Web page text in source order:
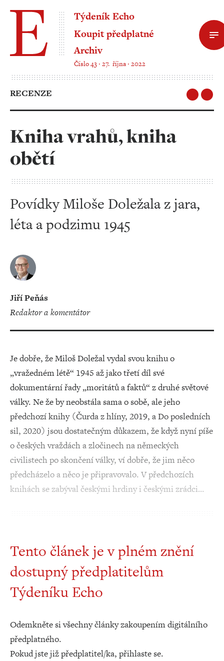
Týdeník Echo
Koupit předplatné
Archiv
Číslo 43 ‧ 27. října ‧ 2022
RECENZE
Kniha vrahů, kniha
obětí
Povídky Miloše Doležala z jara,
léta a podzimu 1945
Jiří Peňás
redaktor a komentátor
Je dobře, že Miloš Doležal vydal svou knihu o
„vražedném létě“ 1945 až jako třetí díl své
dokumentární řady „moritátů a faktů“ z druhé světové
války. Ne že by neobstála sama o sobě, ale jeho
předchozí knihy (Čurda z hlíny, 2019, a Do posledních
sil, 2020) jsou dostatečným důkazem, že když nyní píše
o českých vraždách a zločinech na německých
civilistech po skončení války, ví dobře, že jim něco
předcházelo a něco je připravovalo. V předchozích
knihách se zabýval českými hrdiny i českými zrádci…
Tento článek je v plném znění
dostupný předplatitelům
Týdeníku Echo
Odemkněte si všechny články zakoupením digitálního
předplatného.
Pokud jste již předplatitel/ka, přihlaste se.